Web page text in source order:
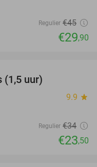
Regulier €45
€29,90
(1,5 uur)
9.9 star
Regulier €34
€23,50